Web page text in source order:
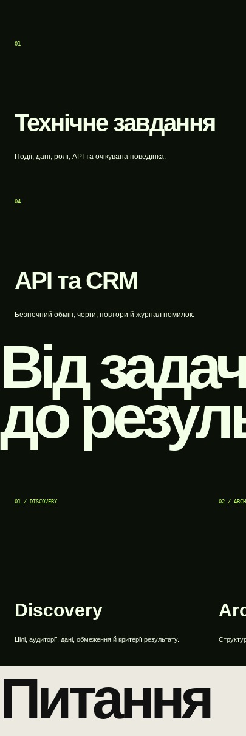
01
Технічне завдання
Події, дані, ролі, API та очікувана поведінка.
04
API та CRM
Безпечний обмін, черги, повтори й журнал помилок.
Від
до
01 / DISCOVERY
Discovery
Цілі, аудиторії, дані, обмеження й критерії результату.
02 /
Питання